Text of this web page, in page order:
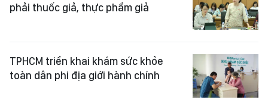
phải thuốc giả, thực phẩm giả
TPHCM triển khai khám sức khỏe
toàn dân phi địa giới hành chính